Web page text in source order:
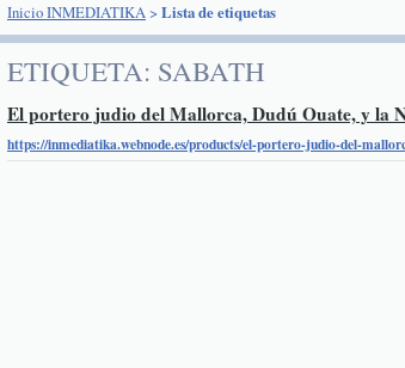
Inicio INMEDIATIKA> Lista de etiquetas
ETIQUETA: SABATH
El portero judio del Mallorca, Dudú Ouate, y la
https://inmediatika.webnode.es/products/el-portero-judio-del-